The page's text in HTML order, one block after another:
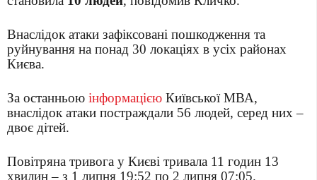
Внаслідок атаки зафіксовані пошкодження та
руйнування на понад 30 локаціях в усіх районах
Києва.
За останньою інформацією Київської МВА,
внаслідок атаки постраждали 56 людей, серед них –
двоє дітей.
Повітряна тривога у Києві тривала 11 годин 13
хвилин – з 1 липня 19:52 по 2 липня 07:05.